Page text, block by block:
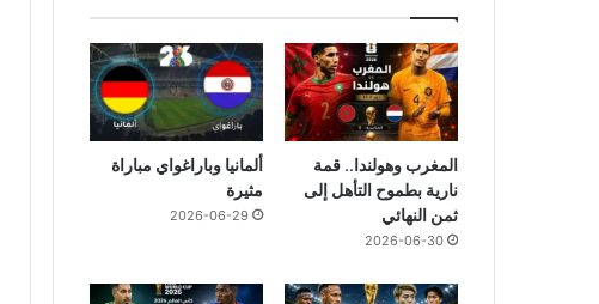
المغرب وهولندا.. قمة
نارية بطموح التأهل إلى
ثمن النهائي
2026-06-30
ألمانيا وباراغواي مباراة
مثيرة
2026-06-29